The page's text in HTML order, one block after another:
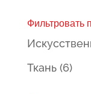
Фильтровать
Ткань (6)